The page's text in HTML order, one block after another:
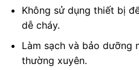
Không sử dụng thiết bị
dễ cháy.
Làm sạch và bảo dưỡng
thường xuyên.